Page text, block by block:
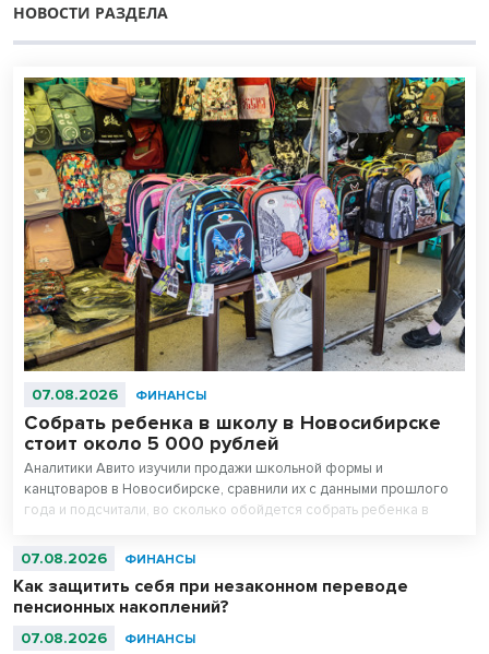
НОВОСТИ РАЗДЕЛА
07.08.2026 ФИНАНСЫ
Собрать ребенка в школу в Новосибирске
стоит около 5 000 рублей
Аналитики Авито изучили продажи школьной формы и
канцтоваров в Новосибирске, сравнили их с данными прошлого
года и подсчитали, во сколько обойдется собрать ребенка в
стоит на треть дешевле новой, а канцтовары — в два раза.
07.08.2026 ФИНАНСЫ
Как защитить себя при незаконном переводе
пенсионных накоплений?
07.08.2026 ФИНАНСЫ